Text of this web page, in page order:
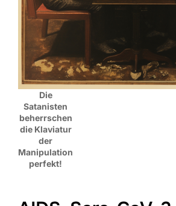
Die
Satanisten
beherrschen
die Klaviatur
der
Manipulation
perfekt!